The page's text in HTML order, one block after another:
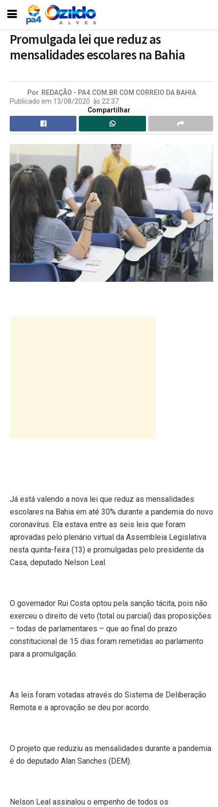
Promulgada lei que reduz as
mensalidades escolares na Bahia
Por REDAÇÃO - PA4.COM.BR COM CORREIO DA BAHIA
Publicado em 13/08/2020 às 22:37
Compartilhar
Já está valendo a nova lei que reduz as mensalidades
escolares na Bahia em até 30% durante a pandemia do novo
coronavírus. Ela estava entre as seis leis que foram
aprovadas pelo plenário virtual da Assembleia Legislativa
nesta quinta-feira (13) e promulgadas pelo presidente da
Casa, deputado Nelson Leal.
O governador Rui Costa optou pela sanção tácita, pois não
exerceu o direito de veto (total ou parcial) das proposições
– todas de parlamentares – que ao final do prazo
constitucional de 15 dias foram remetidas ao parlamento
para a promulgação.
As leis foram votadas através do Sistema de Deliberação
Remota e a aprovação se deu por acordo.
O projeto que reduziu as mensalidades durante a pandemia
é do deputado Alan Sanches (DEM).
Nelson Leal assinalou o empenho de todos os